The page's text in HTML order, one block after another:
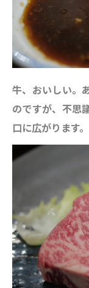
牛、おいしい。
のですが、不思
口に広がります。